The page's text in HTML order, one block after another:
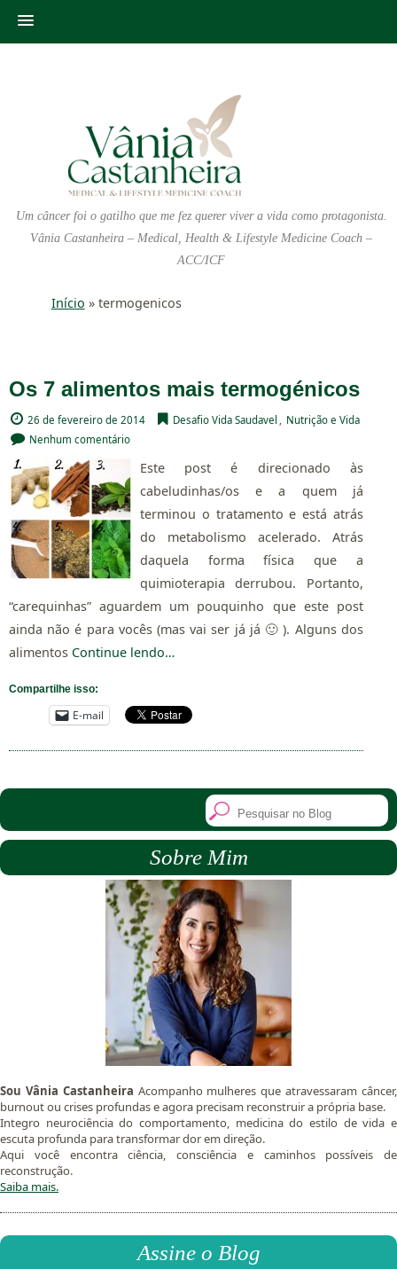
Um câncer foi o gatilho que me fez querer viver a vida como protagonista.
Vânia Castanheira – Medical, Health & Lifestyle Medicine Coach –
ACC/ICF
Início » termogenicos
Os 7 alimentos mais termogénicos
26 de fevereiro de 2014 Desafio Vida Saudavel , Nutrição e Vida
Nenhum comentário
Este post é direcionado às
cabeludinhas/os e a quem já
terminou o tratamento e está atrás
do metabolismo acelerado. Atrás
daquela forma física que a
quimioterapia derrubou. Portanto,
“carequinhas” aguardem um pouquinho que este post
ainda não é para vocês (mas vai ser já já 🙂 ). Alguns dos
alimentos Continue lendo…
Compartilhe isso:
E-mail
Sobre Mim
Sou Vânia Castanheira Acompanho mulheres que atravessaram câncer,
burnout ou crises profundas e agora precisam reconstruir a própria base.
Integro neurociência do comportamento, medicina do estilo de vida e
escuta profunda para transformar dor em direção.
Aqui você encontra ciência, consciência e caminhos possíveis de
reconstrução.
Saiba mais.
Assine o Blog